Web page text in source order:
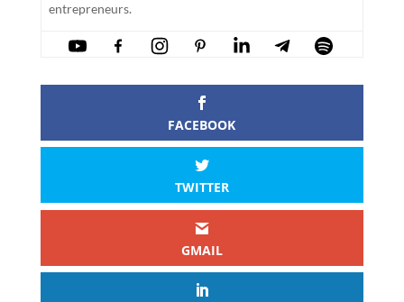
entrepreneurs.
FACEBOOK
TWITTER
GMAIL